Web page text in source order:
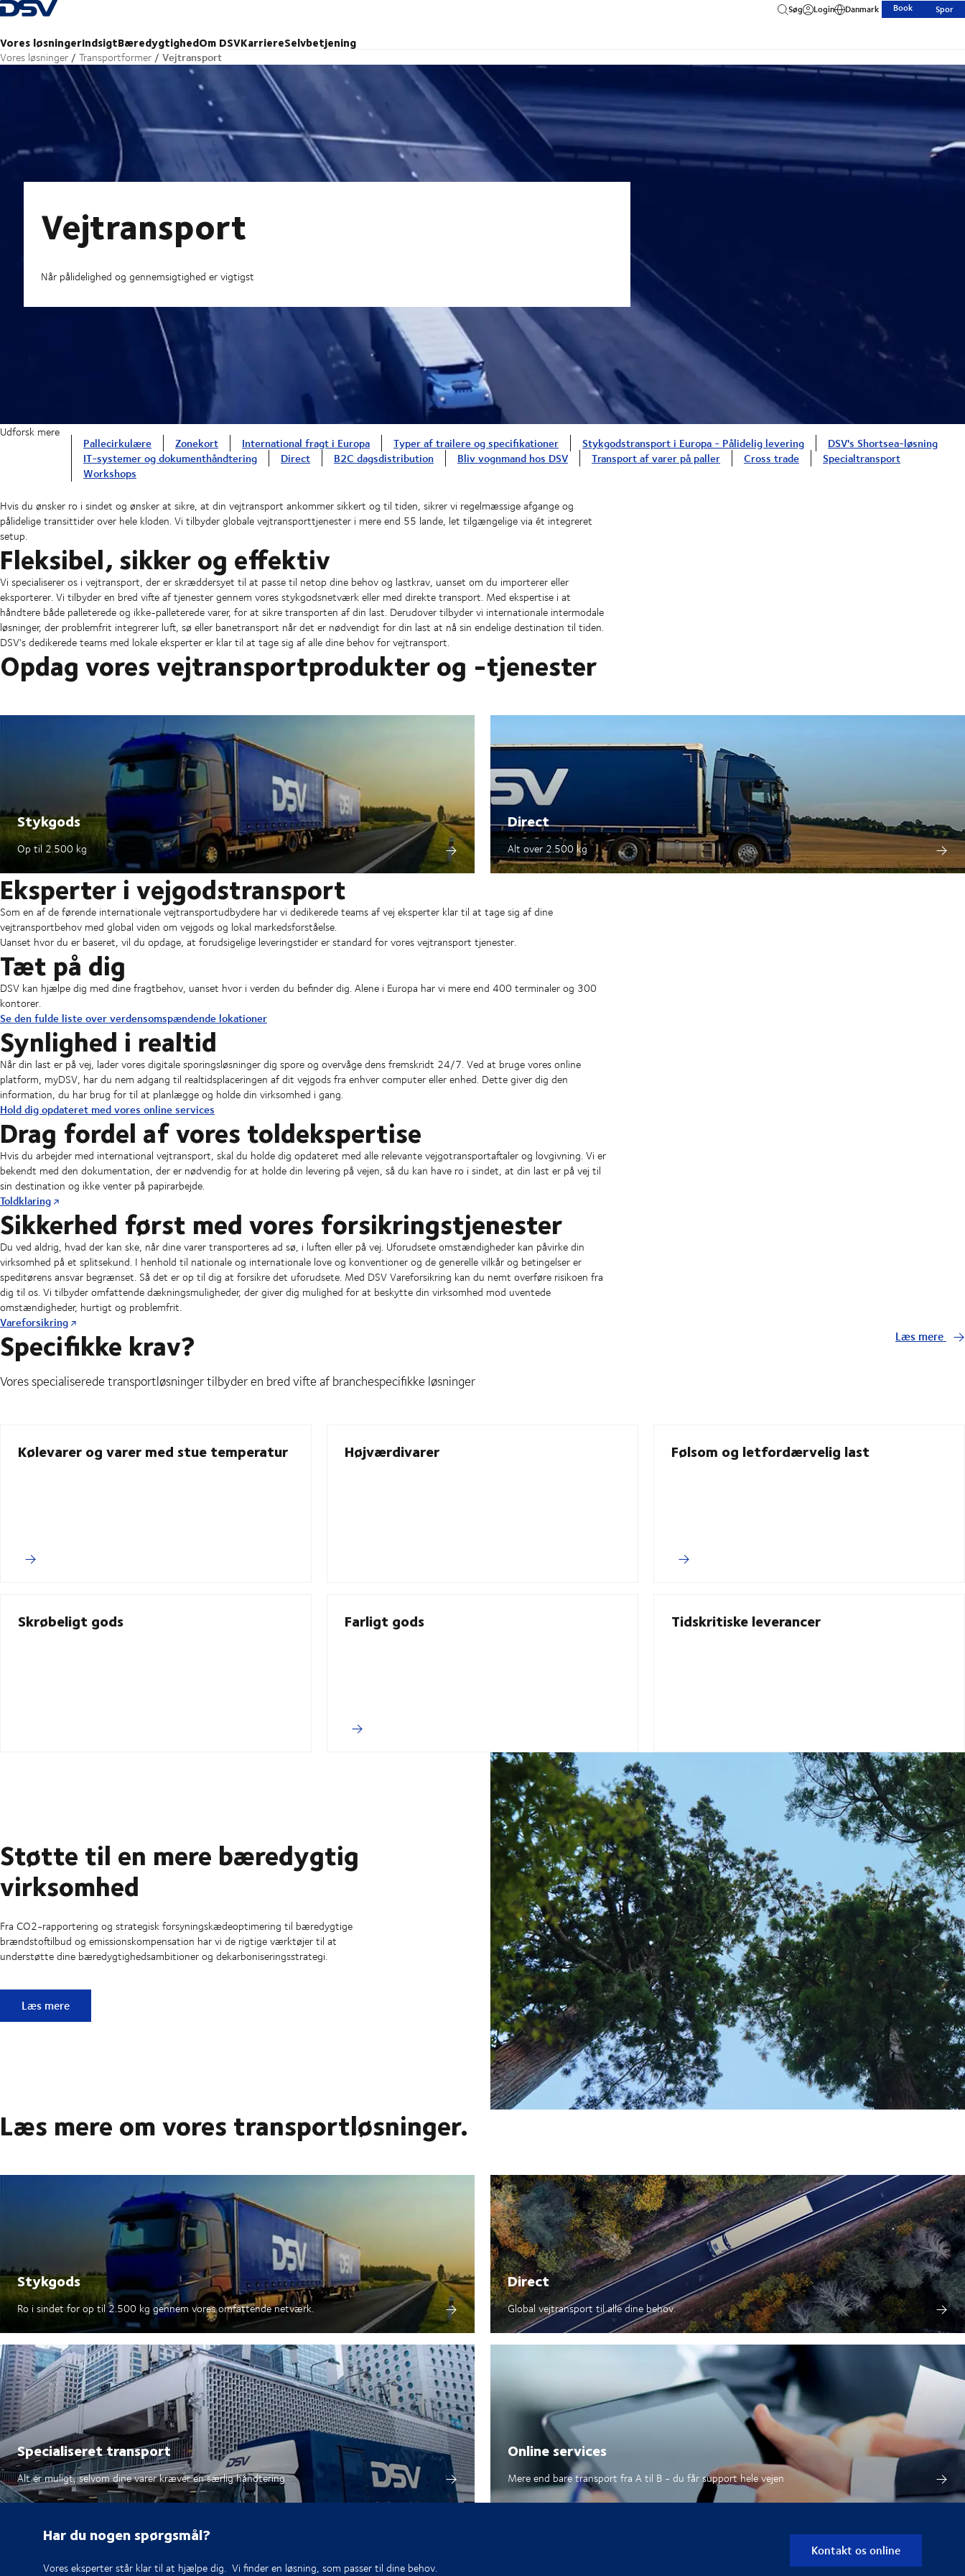
Tilbage til forsiden
Vores løsningerIndsigtBæredygtighedOm DSVKarriereSelvbetjening
Søg Login Danmark Book Spor
Vores løsninger Transportformer Vejtransport
Vejtransport
Når pålidelighed og gennemsigtighed er vigtigst
Udforsk mere
Pallecirkulære Zonekort International fragt i Europa Typer af trailere og specifikationer Stykgodstransport i Europa - Pålidelig levering
DSV's Shortsea-løsning
IT-systemer og dokumenthåndtering
Direct B2C dagsdistribution Bliv vognmand hos DSV Transport af varer på paller Cross trade
Specialtransport
Workshops
Hvis du ønsker ro i sindet og ønsker at sikre, at din vejtransport ankommer sikkert og til tiden, sikrer vi regelmæssige afgange og
pålidelige transittider over hele kloden. Vi tilbyder globale vejtransporttjenester i mere end 55 lande, let tilgængelige via ét integreret
setup.
Fleksibel, sikker og effektiv
Vi specialiserer os i vejtransport, der er skræddersyet til at passe til netop dine behov og lastkrav, uanset om du importerer eller
eksporterer. Vi tilbyder en bred vifte af tjenester gennem vores stykgodsnetværk eller med direkte transport. Med ekspertise i at
håndtere både palleterede og ikke-palleterede varer, for at sikre transporten af din last. Derudover tilbyder vi internationale intermodale
løsninger, der problemfrit integrerer luft, sø eller banetransport når det er nødvendigt for din last at nå sin endelige destination til tiden.
DSV's dedikerede teams med lokale eksperter er klar til at tage sig af alle dine behov for vejtransport.
Opdag vores vejtransportprodukter og -tjenester
Stykgods
Op til 2.500 kg
Direct
Alt over 2.500 kg
Eksperter i vejgodstransport
Som en af de førende internationale vejtransportudbydere har vi dedikerede teams af vej eksperter klar til at tage sig af dine
vejtransportbehov med global viden om vejgods og lokal markedsforståelse.
Uanset hvor du er baseret, vil du opdage, at forudsigelige leveringstider er standard for vores vejtransport tjenester.
Tæt på dig
DSV kan hjælpe dig med dine fragtbehov, uanset hvor i verden du befinder dig. Alene i Europa har vi mere end 400 terminaler og 300
kontorer.
Se den fulde liste over verdensomspændende lokationer
Synlighed i realtid
Når din last er på vej, lader vores digitale sporingsløsninger dig spore og overvåge dens fremskridt 24/7. Ved at bruge vores online
platform, myDSV, har du nem adgang til realtidsplaceringen af dit vejgods fra enhver computer eller enhed. Dette giver dig den
information, du har brug for til at planlægge og holde din virksomhed i gang.
Hold dig opdateret med vores online services
Drag fordel af vores toldekspertise
Hvis du arbejder med international vejtransport, skal du holde dig opdateret med alle relevante vejgotransportaftaler og lovgivning. Vi er
bekendt med den dokumentation, der er nødvendig for at holde din levering på vejen, så du kan have ro i sindet, at din last er på vej til
sin destination og ikke venter på papirarbejde.
Toldklaring
Sikkerhed først med vores forsikringstjenester
Du ved aldrig, hvad der kan ske, når dine varer transporteres ad sø, i luften eller på vej. Uforudsete omstændigheder kan påvirke din
virksomhed på et splitsekund. I henhold til nationale og internationale love og konventioner og de generelle vilkår og betingelser er
speditørens ansvar begrænset. Så det er op til dig at forsikre det uforudsete. Med DSV Vareforsikring kan du nemt overføre risikoen fra
dig til os. Vi tilbyder omfattende dækningsmuligheder, der giver dig mulighed for at beskytte din virksomhed mod uventede
omstændigheder, hurtigt og problemfrit.
Vareforsikring
Specifikke krav?
Vores specialiserede transportløsninger tilbyder en bred vifte af branchespecifikke løsninger
Læs mere
Kølevarer og varer med stue temperatur Højværdivarer Følsom og letfordærvelig last
Skrøbeligt gods Farligt gods Tidskritiske leverancer
Støtte til en mere bæredygtig
virksomhed
Fra CO2-rapportering og strategisk forsyningskædeoptimering til bæredygtige
brændstoftilbud og emissionskompensation har vi de rigtige værktøjer til at
understøtte dine bæredygtighedsambitioner og dekarboniseringsstrategi.
Støtte til en mere bæredygtig virksomhed
Læs mere
Læs mere om vores transportløsninger.
Stykgods
Ro i sindet for op til 2.500 kg gennem vores omfattende netværk.
Direct
Global vejtransport til alle dine behov.
Specialiseret transport
Alt er muligt, selvom dine varer kræver en særlig håndtering
Online services
Mere end bare transport fra A til B - du får support hele vejen
Har du nogen spørgsmål?
Vores eksperter står klar til at hjælpe dig. Vi finder en løsning, som passer til dine behov.
Kontakt os online